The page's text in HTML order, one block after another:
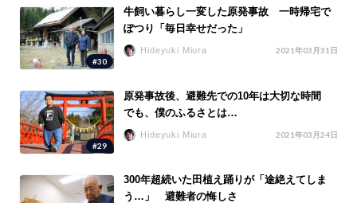
#30
牛飼い暮らし一変した原発事故 一時帰宅で
ぽつり「毎日幸せだった」
Hideyuki Miura 2021年03月31日
#29
原発事故後、避難先での10年は大切な時間
でも、僕のふるさとは…
Hideyuki Miura 2021年03月24日
300年超続いた田植え踊りが「途絶えてしま
う…」 避難者の悔しさ